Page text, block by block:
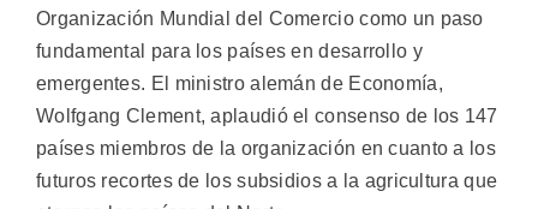
Organización Mundial del Comercio como un paso
fundamental para los países en desarrollo y
emergentes. El ministro alemán de Economía,
Wolfgang Clement, aplaudió el consenso de los 147
países miembros de la organización en cuanto a los
futuros recortes de los subsidios a la agricultura que